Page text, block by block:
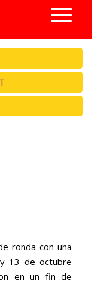
ronda con una
13 de octubre
en un fin de